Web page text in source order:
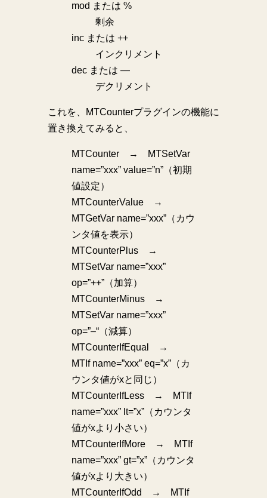
mod または %
剰余
inc または ++
インクリメント
dec または —
デクリメント
これを、MTCounterプラグインの機能に
置き換えてみると、
MTCounter → MTSetVar
name=”xxx” value=”n”（初期
値設定）
MTCounterValue →
MTGetVar name=”xxx”（カウ
ンタ値を表示）
MTCounterPlus →
MTSetVar name=”xxx”
op=”++”（加算）
MTCounterMinus →
MTSetVar name=”xxx”
op=”–“（減算）
MTCounterIfEqual →
MTIf name=”xxx” eq=”x”（カ
ウンタ値がxと同じ）
MTCounterIfLess → MTIf
name=”xxx” lt=”x”（カウンタ
値がxより小さい）
MTCounterIfMore → MTIf
name=”xxx” gt=”x”（カウンタ
値がxより大きい）
MTCounterIfOdd → MTIf